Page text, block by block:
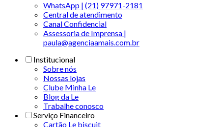
WhatsApp | (21) 97971-2181
Central de atendimento
Canal Confidencial
Assessoria de Imprensa |
paula@agenciaamais.com.br
Institucional
Sobre nós
Nossas lojas
Clube Minha Le
Blog da Le
Trabalhe conosco
Serviço Financeiro
Cartão Le biscuit